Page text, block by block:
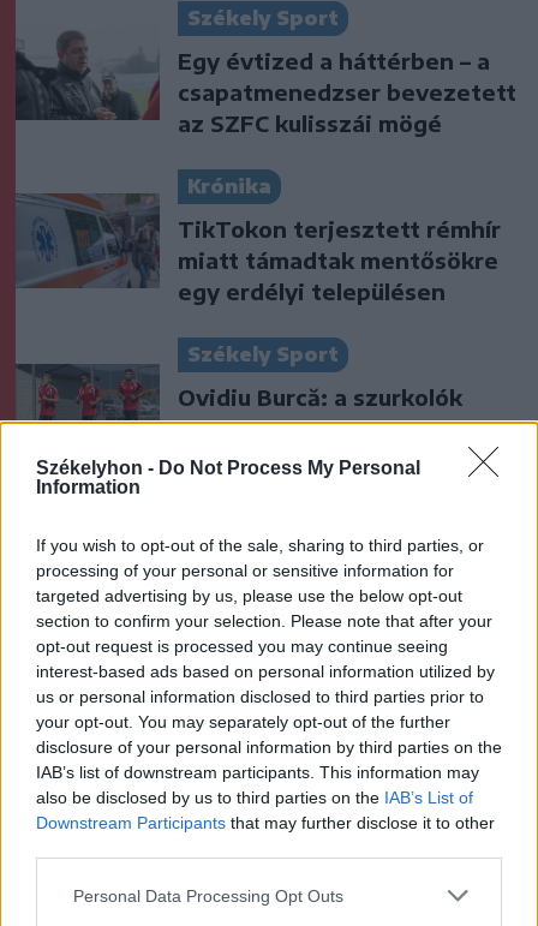
Székelyhon - Do Not Process My Personal
Information
If you wish to opt-out of the sale, sharing to third parties, or
processing of your personal or sensitive information for
targeted advertising by us, please use the below opt-out
section to confirm your selection. Please note that after your
opt-out request is processed you may continue seeing
interest-based ads based on personal information utilized by
us or personal information disclosed to third parties prior to
your opt-out. You may separately opt-out of the further
disclosure of your personal information by third parties on the
IAB’s list of downstream participants. This information may
also be disclosed by us to third parties on the IAB’s List of
Downstream Participants that may further disclose it to other
Personal Data Processing Opt Outs
Székely Sport
Egy évtized a háttérben – a
csapatmenedzser bevezetett
az SZFC kulisszái mögé
Krónika
TikTokon terjesztett rémhír
miatt támadtak mentősökre
egy erdélyi településen
Székely Sport
Ovidiu Burcă: a szurkolók
energiája segíthet a nehéz
pillanatokban
Virágkedvelő kislányból
„influenszer-füvesasszony”:
Gáspár Hajnal
A rovat további cikkei